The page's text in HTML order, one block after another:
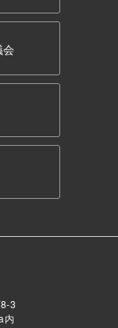
3
内